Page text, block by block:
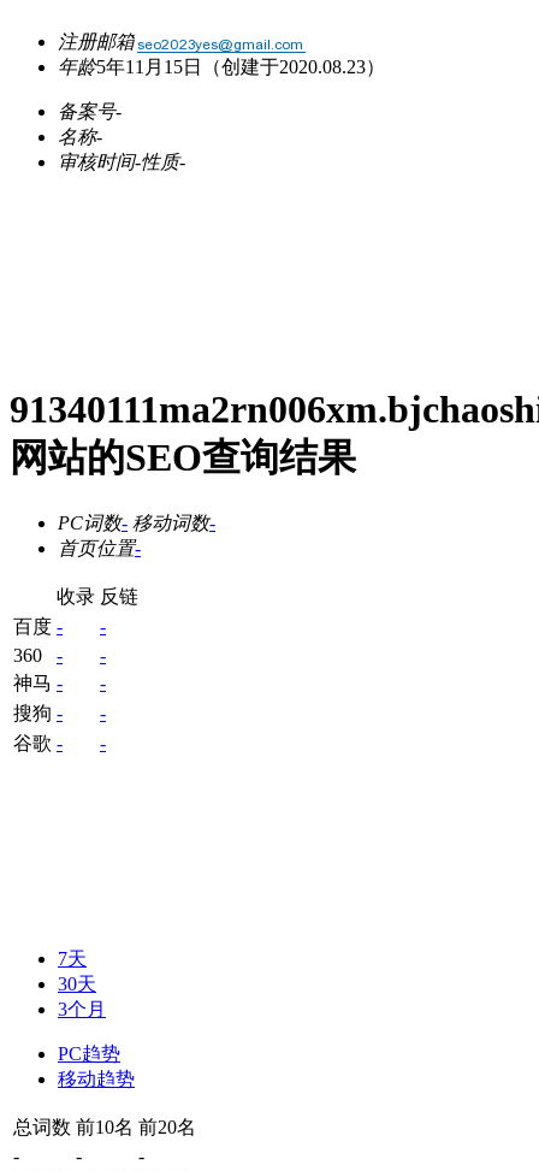
注册邮箱
年龄5年11月15日 （创建于2020.08.23）
备案号-
名称-
审核时间-性质-
网站的SEO查询结果
PC词数- 移动词数-
首页位置-
收录 反链
百度 -
-
360
-
-
神马 -
-
搜狗 -
-
谷歌 - -
7天
30天
3个月
PC趋势
移动趋势
总词数 前10名 前20名
-
-
-